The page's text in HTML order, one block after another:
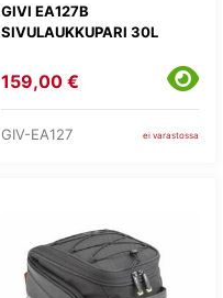
GIVI EA127B
SIVULAUKKUPARI 30L
159,00 €
GIV-EA127 ei varastossa